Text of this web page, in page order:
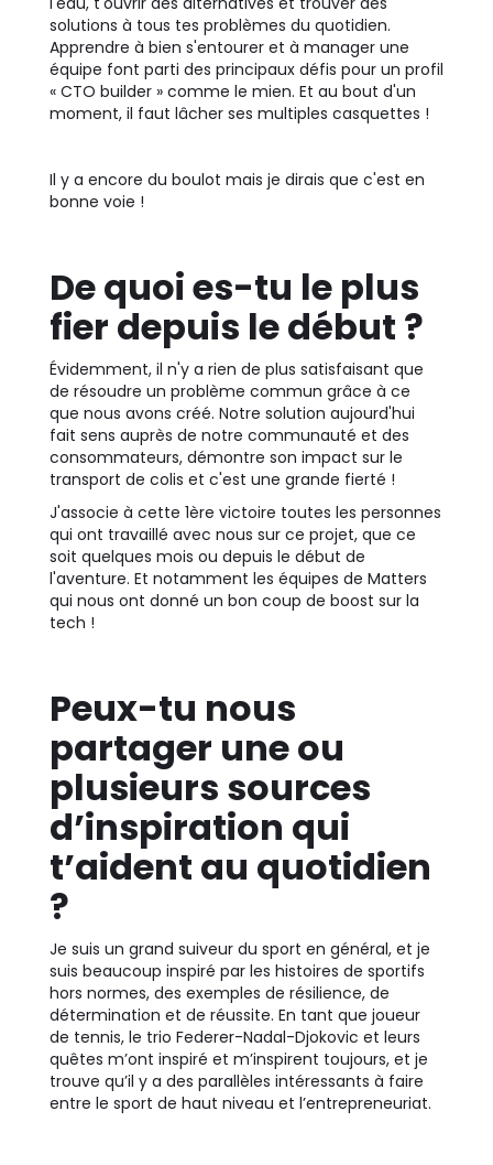
solutions à tous tes problèmes du quotidien.
Apprendre à bien s'entourer et à manager une
équipe font parti des principaux défis pour un profil
« CTO builder » comme le mien. Et au bout d'un
moment, il faut lâcher ses multiples casquettes !
Il y a encore du boulot mais je dirais que c'est en
bonne voie !
De quoi es-tu le plus
fier depuis le début ?
Évidemment, il n'y a rien de plus satisfaisant que
de résoudre un problème commun grâce à ce
que nous avons créé. Notre solution aujourd'hui
fait sens auprès de notre communauté et des
consommateurs, démontre son impact sur le
transport de colis et c'est une grande fierté !
J'associe à cette 1ère victoire toutes les personnes
qui ont travaillé avec nous sur ce projet, que ce
soit quelques mois ou depuis le début de
l'aventure. Et notamment les équipes de Matters
qui nous ont donné un bon coup de boost sur la
tech !
Peux-tu nous
partager une ou
plusieurs sources
d’inspiration qui
t’aident au quotidien
?
Je suis un grand suiveur du sport en général, et je
suis beaucoup inspiré par les histoires de sportifs
hors normes, des exemples de résilience, de
détermination et de réussite. En tant que joueur
de tennis, le trio Federer-Nadal-Djokovic et leurs
quêtes m’ont inspiré et m’inspirent toujours, et je
trouve qu’il y a des parallèles intéressants à faire
entre le sport de haut niveau et l’entrepreneuriat.